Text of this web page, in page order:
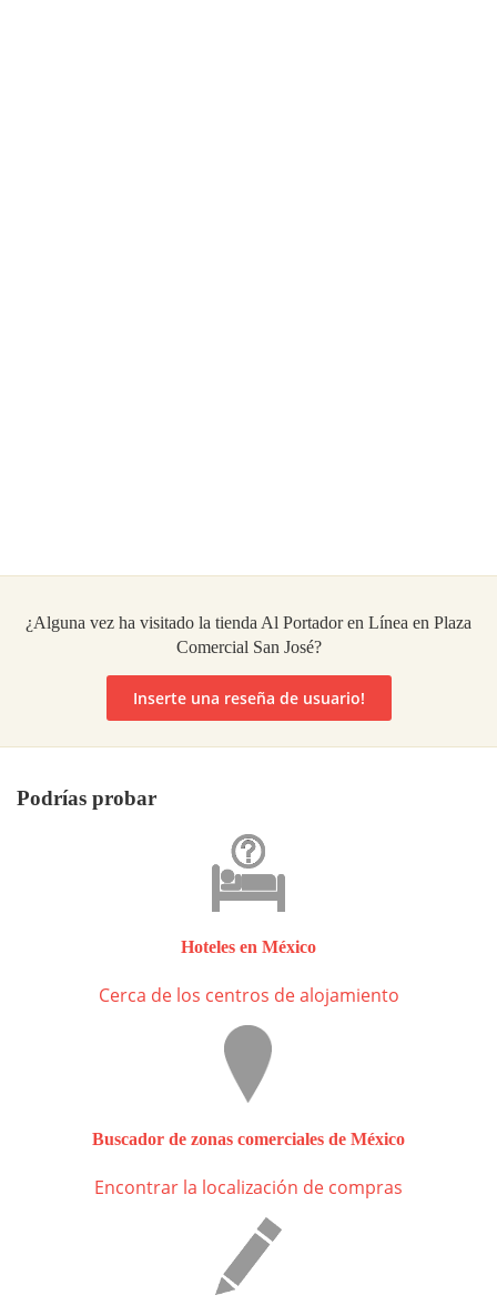
¿Alguna vez ha visitado la tienda Al Portador en Línea en Plaza
Comercial San José?
Inserte una reseña de usuario!
Podrías probar
Hoteles en México
Cerca de los centros de alojamiento
Buscador de zonas comerciales de México
Encontrar la localización de compras